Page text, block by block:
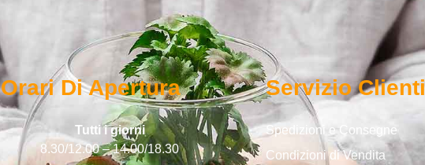
Orari Di Apertura
Tutti i giorni
8.30/12.00 – 14.00/18.30
Servizio Clienti
Spedizioni e Consegne
Condizioni di Vendita